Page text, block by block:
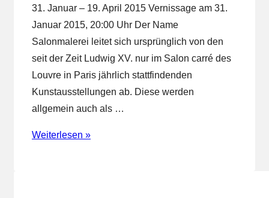
31. Januar – 19. April 2015 Vernissage am 31.
Januar 2015, 20:00 Uhr Der Name
Salonmalerei leitet sich ursprünglich von den
seit der Zeit Ludwig XV. nur im Salon carré des
Louvre in Paris jährlich stattfindenden
Kunstausstellungen ab. Diese werden
allgemein auch als …
Wintersalon,
Weiterlesen »